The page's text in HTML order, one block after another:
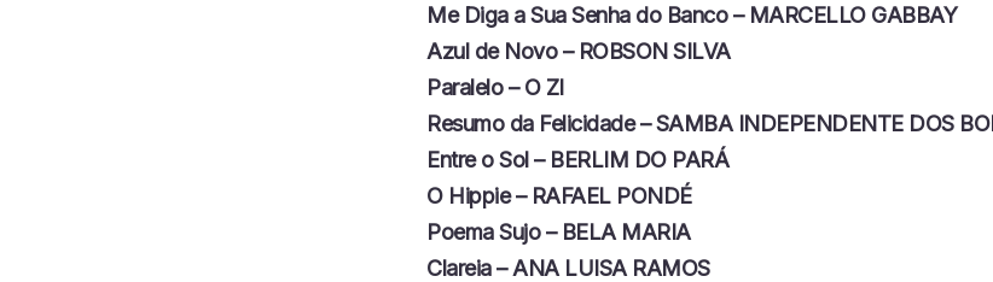
Me Diga a Sua Senha do Banco – MARCELLO GABBAY
Azul de Novo – ROBSON SILVA
Paralelo – O ZI
Resumo da Felicidade – SAMBA INDEPENDENTE DOS
Entre o Sol – BERLIM DO PARÁ
O Hippie – RAFAEL PONDÉ
Poema Sujo – BELA MARIA
Clareia – ANA LUISA RAMOS